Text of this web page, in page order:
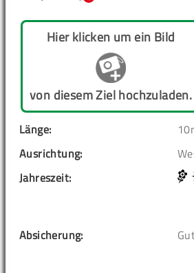
Hier klicken um ein Bild
von diesem Ziel hochzuladen.
Länge:
Ausrichtung:
Jahreszeit:
Absicherung: